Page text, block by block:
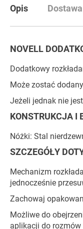
początek
galerii
Opis
NOVELL
Dodatkowy
Może zostać
Jeżeli jednak nie
KONSTRUKCJA I
Nóżki: Stal
SZCZEGÓŁY
Mechanizm
jednocześnie
Zachowaj
Możliwe do
aplikacji do rozmów
Dostawa